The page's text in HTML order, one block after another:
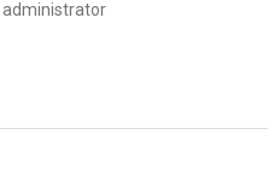
administrator